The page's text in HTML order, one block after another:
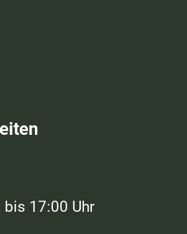
bis 17:00 Uhr